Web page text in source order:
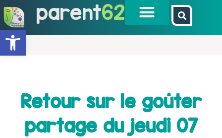
Ouvrir la barre d’outils
parent62
Retour sur le goûter
partage du jeudi 07